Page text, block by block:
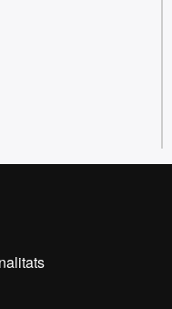
que imparteix una
necessitats de la